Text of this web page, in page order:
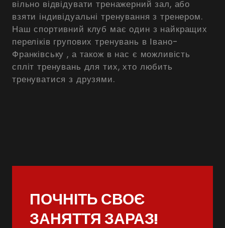
вільно відвідувати тренажерний зал, або
взяти індивідуальні тренування з тренером.
Наш спортивний клуб має один з найкращих
переліків групових тренувань в Івано-
Франківську , а також в нас є можливість
спліт тренувань для тих, хто любить
тренуватися з друзями.
ПОЧНІТЬ СВОЄ
ЗАНЯТТЯ ЗАРАЗ!